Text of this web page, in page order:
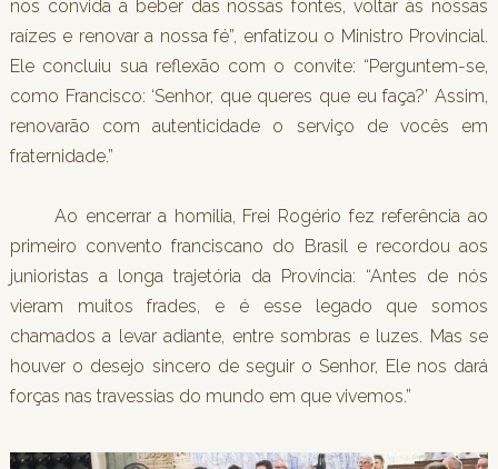
nos convida a beber das nossas fontes, voltar às nossas
raízes e renovar a nossa fé”, enfatizou o Ministro Provincial.
Ele concluiu sua reflexão com o convite: “Perguntem-se,
como Francisco: ‘Senhor, que queres que eu faça?’ Assim,
renovarão com autenticidade o serviço de vocês em
fraternidade.”
Ao encerrar a homilia, Frei Rogério fez referência ao
primeiro convento franciscano do Brasil e recordou aos
junioristas a longa trajetória da Província: “Antes de nós
vieram muitos frades, e é esse legado que somos
chamados a levar adiante, entre sombras e luzes. Mas se
houver o desejo sincero de seguir o Senhor, Ele nos dará
forças nas travessias do mundo em que vivemos.”